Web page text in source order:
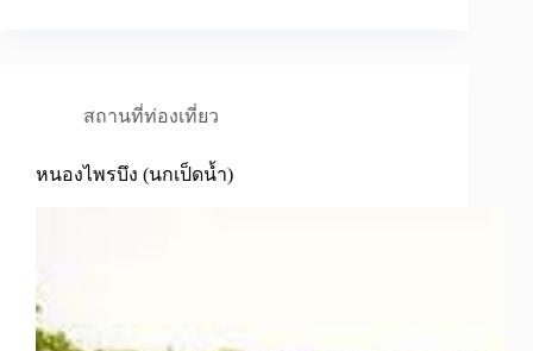
สถานที่ท่องเที่ยว
หนองไพรบึง (นกเป็ดน้ำ)